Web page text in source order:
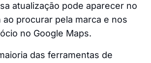
atualização pode aparecer no
ao procurar pela marca e nos
no Google Maps.
das ferramentas de